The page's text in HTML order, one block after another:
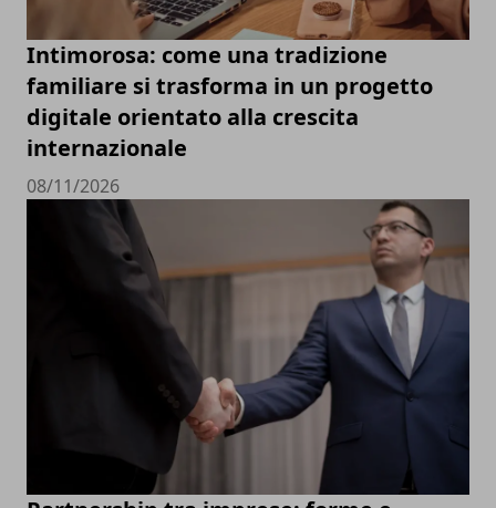
Intimorosa: come una tradizione
familiare si trasforma in un progetto
digitale orientato alla crescita
internazionale
08/11/2026